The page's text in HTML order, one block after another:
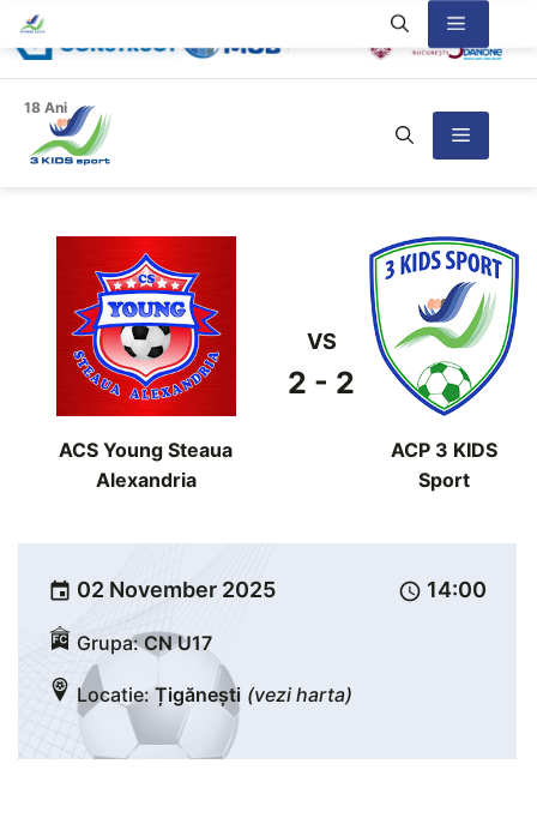
Sari
la
conținut
18 Ani
Meniu
Meniu
ACS Young Steaua
Alexandria
VS
2 - 2
ACP 3 KIDS
Sport
event 02 November 2025 schedule 14:00
Grupa:CN U17
Locatie: Țigănești (vezi harta)